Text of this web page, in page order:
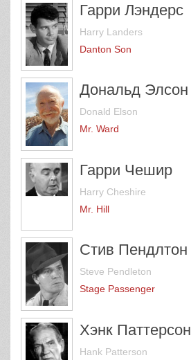
Гарри Лэндерс
Harry Landers
Danton Son
Дональд Элсон
Donald Elson
Mr. Ward
Гарри Чешир
Harry Cheshire
Mr. Hill
Стив Пендлтон
Steve Pendleton
Stage Passenger
Хэнк Паттерсон
Hank Patterson